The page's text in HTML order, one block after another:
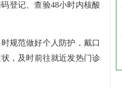
登记、查验48小时内核酸
规范做好个人防护，戴口
，及时前往就近发热门诊